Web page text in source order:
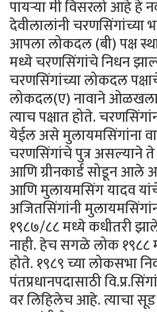
पायऱ्या मी विसरलो आहे हे
देवीलालांनी चरणसिंगांच्या
आपला लोकदल (बी) पक्ष
मध्ये चरणसिंगांचे निधन
चरणसिंगांच्या लोकदल
लोकदल(ए) नावाने
त्याच पक्षात होते.
येईल असे मुलायमसिंगांना
चरणसिंगांचे पुत्र असल्याने
आणि ग्रीनकार्ड सोडून
आणि मुलायमसिंग यादव
अजितसिंगांनी
१९८७/८८ मध्ये कधीतरी
नाही. हेच सगळे लोक
होते. १९८९ च्या लोकसभा
पंतप्रधानपदासाठी
वर लिहिलेच आहे. त्याचा